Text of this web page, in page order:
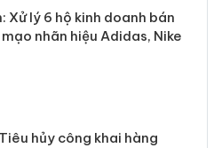
Xử lý 6 hộ kinh doanh bán
nhãn hiệu Adidas, Nike
hủy công khai hàng